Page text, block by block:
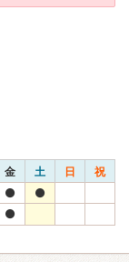
金 土 日 祝